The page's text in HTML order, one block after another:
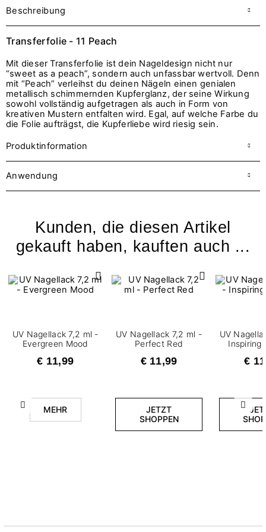
Beschreibung
Transferfolie - 11 Peach
Mit dieser Transferfolie ist dein Nageldesign nicht nur
“sweet as a peach”, sondern auch unfassbar wertvoll. Denn
mit “Peach” verleihst du deinen Nägeln einen genialen
metallisch schimmernden Kupferglanz, der seine Wirkung
sowohl vollständig aufgetragen als auch in Form von
kreativen Mustern entfalten wird. Egal, auf welche Farbe du
die Folie aufträgst, die Kupferliebe wird riesig sein.
Produktinformation
Anwendung
Kunden, die diesen Artikel
gekauft haben, kauften auch ...
Zurück
UV Nagellack 7,2 ml -
Evergreen Mood
€ 11,99
MEHR
UV Nagellack 7,2 ml -
Perfect Red
€ 11,99
JETZT
SHOPPEN
UV
Inspiring
€